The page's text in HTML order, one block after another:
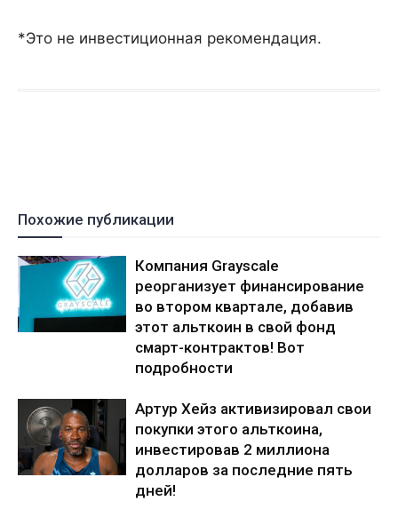
*Это не инвестиционная рекомендация.
Похожие публикации
Компания Grayscale
реорганизует финансирование
во втором квартале, добавив
этот альткоин в свой фонд
смарт-контрактов! Вот
подробности
Артур Хейз активизировал свои
покупки этого альткоина,
инвестировав 2 миллиона
долларов за последние пять
дней!